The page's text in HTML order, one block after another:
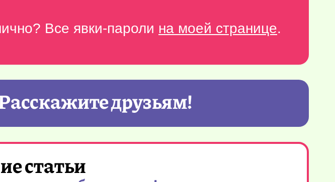
Все явки-пароли на моей странице.
друзьям!
статьи